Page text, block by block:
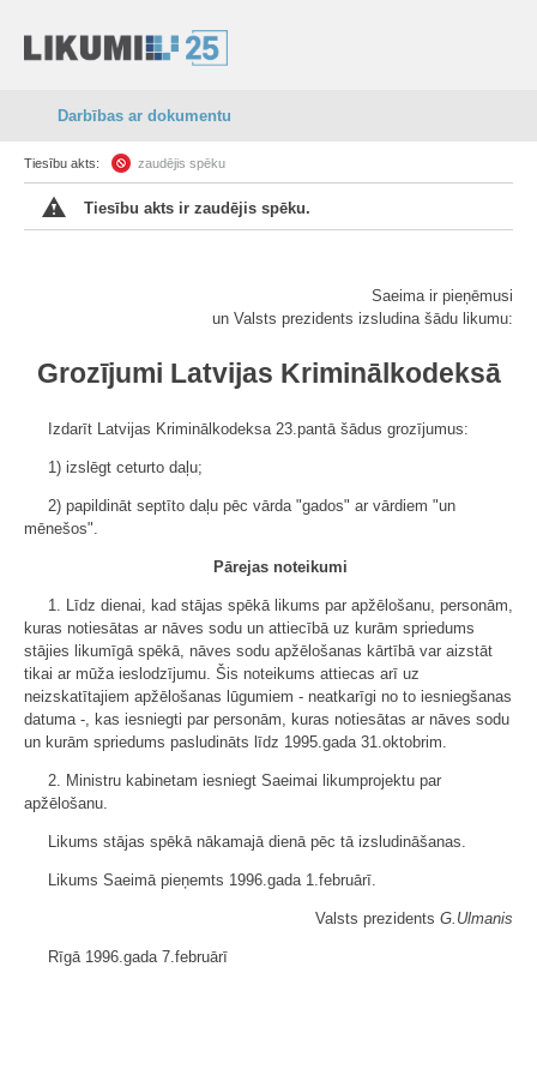
Darbības ar dokumentu
Tiesību akts: zaudējis spēku
Tiesību akts ir zaudējis spēku.
Saeima ir pieņēmusi
un Valsts prezidents izsludina šādu likumu:
Grozījumi Latvijas Kriminālkodeksā
Izdarīt Latvijas Kriminālkodeksa 23.pantā šādus grozījumus:
1) izslēgt ceturto daļu;
2) papildināt septīto daļu pēc vārda "gados" ar vārdiem "un
mēnešos".
Pārejas noteikumi
1. Līdz dienai, kad stājas spēkā likums par apžēlošanu, personām,
kuras notiesātas ar nāves sodu un attiecībā uz kurām spriedums
stājies likumīgā spēkā, nāves sodu apžēlošanas kārtībā var aizstāt
tikai ar mūža ieslodzījumu. Šis noteikums attiecas arī uz
neizskatītajiem apžēlošanas lūgumiem - neatkarīgi no to iesniegšanas
datuma -, kas iesniegti par personām, kuras notiesātas ar nāves sodu
un kurām spriedums pasludināts līdz 1995.gada 31.oktobrim.
2. Ministru kabinetam iesniegt Saeimai likumprojektu par
apžēlošanu.
Likums stājas spēkā nākamajā dienā pēc tā izsludināšanas.
Likums Saeimā pieņemts 1996.gada 1.februārī.
Valsts prezidents G.Ulmanis
Rīgā 1996.gada 7.februārī